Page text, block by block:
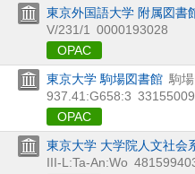
東京外国語大学 附属図書
V/231/1
0000193028
OPAC
東京大学 駒場図書館 駒
937.41:G658:3
OPAC
東京大学 大学院人文社会
III-L:Ta-An:Wo